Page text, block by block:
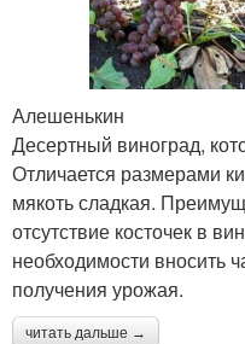
Технические сорта
Алешенькин
Десертный виноград,
Отличается размерами
мякоть сладкая.
отсутствие косточек в
необходимости вносить
получения урожая.
читать дальше →